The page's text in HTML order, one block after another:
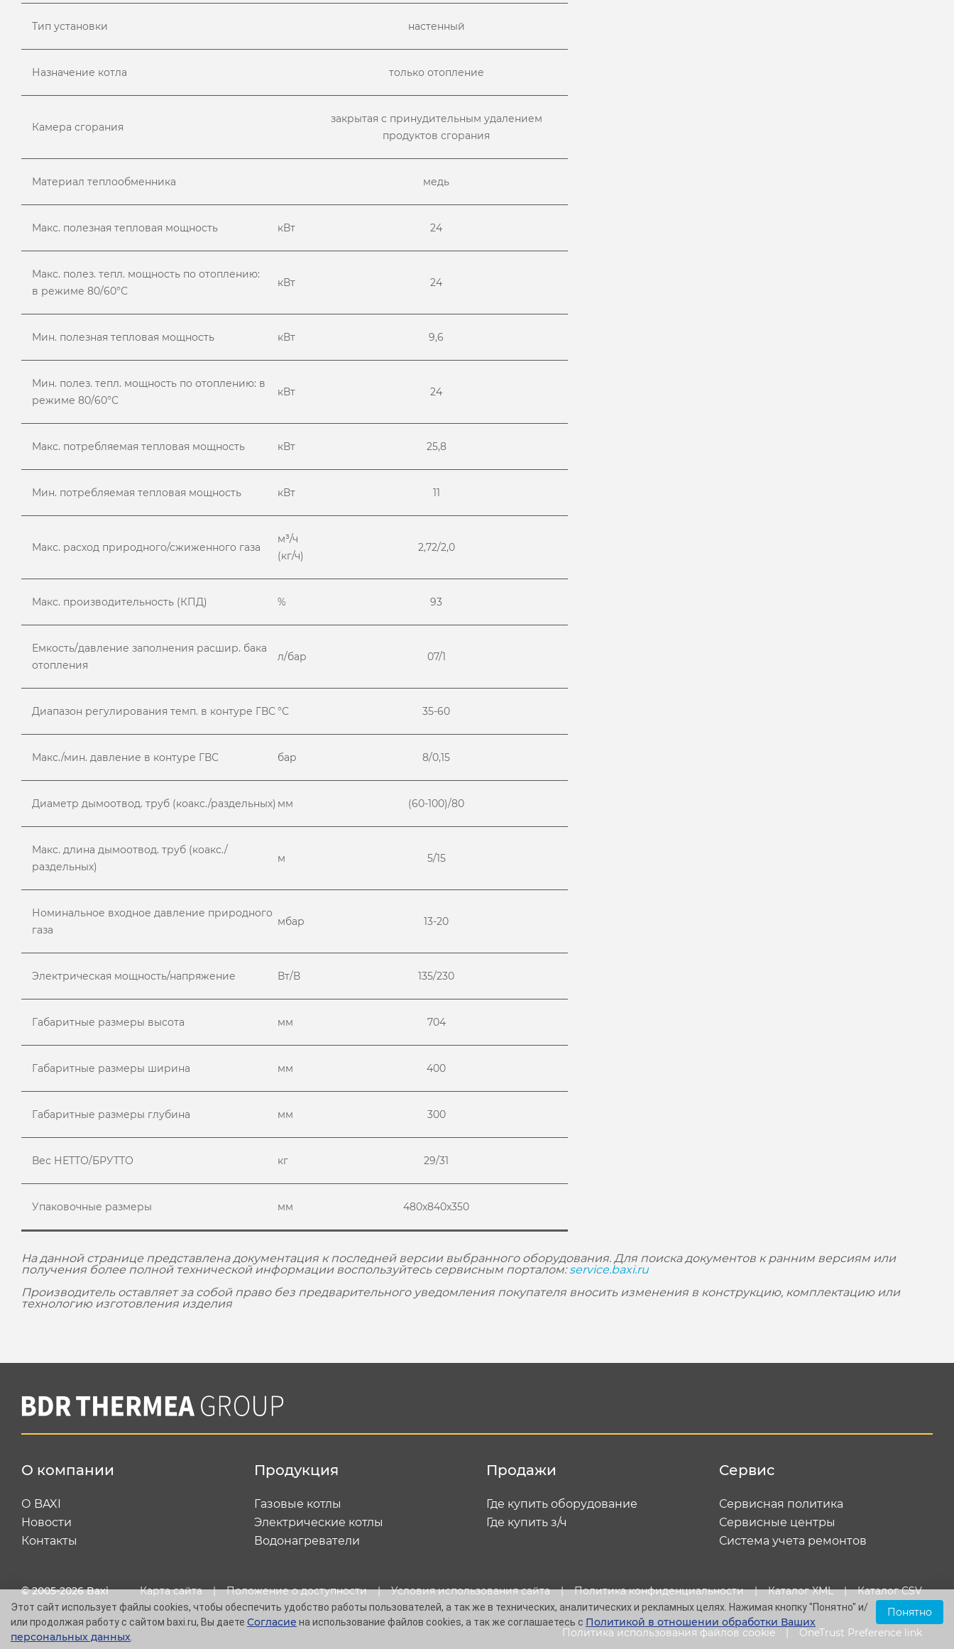
Тип установки настенный
Назначение котла только отопление
Камера сгорания
закрытая с принудительным удалением
продуктов сгорания
Материал теплообменника медь
Макс. полезная тепловая мощность кВт 24
Макс. полез. тепл. мощность по отоплению:
в режиме 80/60°С
кВт 24
Мин. полезная тепловая мощность кВт 9,6
Мин. полез. тепл. мощность по отоплению: в
режиме 80/60°С
кВт 24
Макс. потребляемая тепловая мощность кВт 25,8
Мин. потребляемая тепловая мощность кВт 11
Макс. расход природного/сжиженного газа
м³/ч
(кг/ч)
2,72/2,0
Макс. производительность (КПД) % 93
Емкость/давление заполнения расшир. бака
отопления
л/бар 07/1
Диапазон регулирования темп. в контуре ГВС°С 35-60
Макс./мин. давление в контуре ГВС бар 8/0,15
Диаметр дымоотвод. труб (коакс./раздельных) мм (60-100)/80
Макс. длина дымоотвод. труб (коакс./
раздельных)
м 5/15
Номинальное входное давление природного
газа
мбар 13-20
Электрическая мощность/напряжение Вт/В 135/230
Габаритные размеры высота мм 704
Габаритные размеры ширина мм 400
Габаритные размеры глубина мм 300
Вес НЕТТО/БРУТТО кг 29/31
Упаковочные размеры мм 480x840x350
На данной странице представлена документация к последней версии выбранного оборудования. Для поиска документов к ранним версиям или
получения более полной технической информации воспользуйтесь сервисным порталом:service.baxi.ru
Производитель оставляет за собой право без предварительного уведомления покупателя вносить изменения в конструкцию, комплектацию или
технологию изготовления изделия
О компании
О BAXI
Новости
Контакты
Продукция
Газовые котлы
Электрические котлы
Водонагреватели
Продажи
Где купить оборудование
Где купить з/ч
Сервис
Сервисная политика
Сервисные центры
Система учета ремонтов
© 2005-2026 Baxi Карта сайта | Положение о доступности | Условия использования сайта | Политика конфиденциальности | Каталог XML | Каталог CSV
Политика использования файлов cookie | OneTrust Preference link
Этот сайт использует файлы cookies, чтобы обеспечить удобство работы пользователей, а так же в технических, аналитических и рекламных целях. Нажимая кнопку "Понятно" и/
или продолжая работу с сайтом baxi.ru, Вы даете Согласие на использование файлов cookies, а так же соглашаетесь с Политикой в отношении обработки Ваших
персональных данных
Понятно